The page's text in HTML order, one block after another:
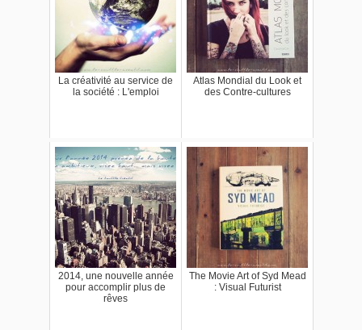
La créativité au service de
la société : L'emploi
Atlas Mondial du Look et
des Contre-cultures
2014, une nouvelle année
pour accomplir plus de
rêves
The Movie Art of Syd Mead
: Visual Futurist